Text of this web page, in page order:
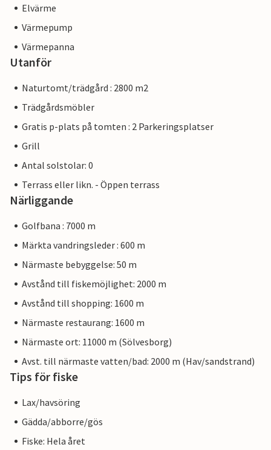
Elvärme
Värmepump
Värmepanna
Utanför
Naturtomt/trädgård : 2800 m2
Trädgårdsmöbler
Gratis p-plats på tomten : 2 Parkeringsplatser
Grill
Antal solstolar: 0
Terrass eller likn. - Öppen terrass
Närliggande
Golfbana : 7000 m
Märkta vandringsleder : 600 m
Närmaste bebyggelse: 50 m
Avstånd till fiskemöjlighet: 2000 m
Avstånd till shopping: 1600 m
Närmaste restaurang: 1600 m
Närmaste ort: 11000 m (Sölvesborg)
Avst. till närmaste vatten/bad: 2000 m (Hav/sandstrand)
Tips för fiske
Lax/havsöring
Gädda/abborre/gös
Fiske: Hela året